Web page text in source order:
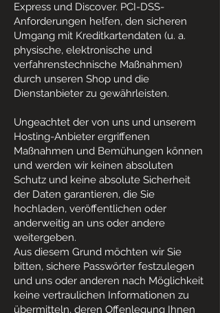
Express und Discover. PCI-DSS-
Anforderungen helfen, den sicheren
Umgang mit Kreditkartendaten (u. a.
physische, elektronische und
verfahrenstechnische Maßnahmen)
durch unseren Shop und die
Dienstanbieter zu gewährleisten.
Ungeachtet der von uns und unserem
Hosting-Anbieter ergriffenen
Maßnahmen und Bemühungen können
und werden wir keinen absoluten
Schutz und keine absolute Sicherheit
der Daten garantieren, die Sie
hochladen, veröffentlichen oder
anderweitig an uns oder andere
weitergeben.
Aus diesem Grund möchten wir Sie
bitten, sichere Passwörter festzulegen
und uns oder anderen nach Möglichkeit
keine vertraulichen Informationen zu
übermitteln, deren Offenlegung Ihnen